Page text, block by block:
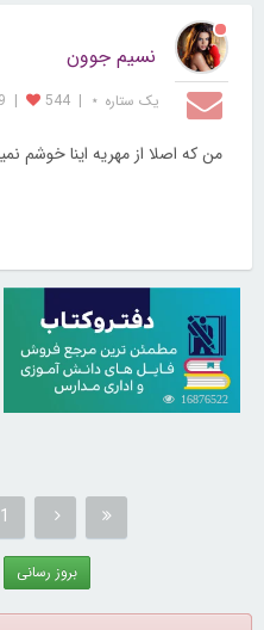
نسیم جوون
یک ستاره ⋆ |
544
|
من که اصلا از مهریه اینا خوشم
16876522
1 از 1